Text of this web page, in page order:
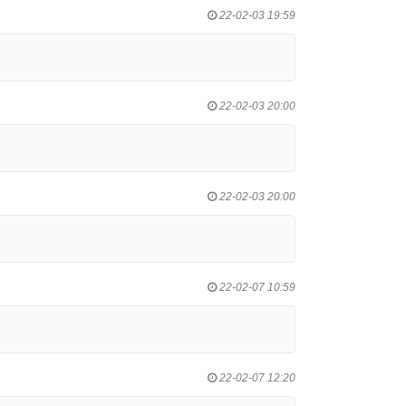
22-02-03 19:59
22-02-03 20:00
22-02-03 20:00
22-02-07 10:59
22-02-07 12:20